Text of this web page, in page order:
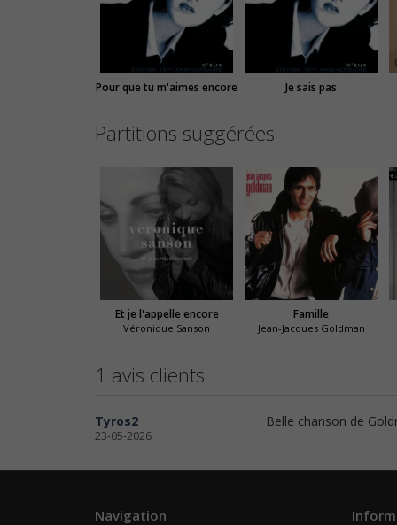
Pour que tu m'aimes encore Je sais pas
Partitions suggérées
Et je l'appelle encore
Véronique Sanson
Famille
Jean-Jacques Goldman
1 avis clients
Tyros2
23-05-2026
Belle chanson de
Navigation